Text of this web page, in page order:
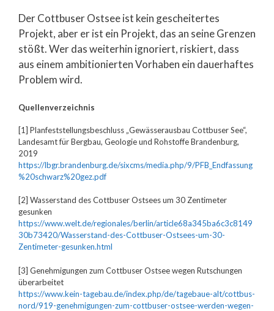
Der Cottbuser Ostsee ist kein gescheitertes
Projekt, aber er ist ein Projekt, das an seine Grenzen
stößt. Wer das weiterhin ignoriert, riskiert, dass
aus einem ambitionierten Vorhaben ein dauerhaftes
Problem wird.
Quellenverzeichnis
[1] Planfeststellungsbeschluss „Gewässerausbau Cottbuser See“,
Landesamt für Bergbau, Geologie und Rohstoffe Brandenburg,
2019
https://lbgr.brandenburg.de/sixcms/media.php/9/PFB_Endfassung
%20schwarz%20gez.pdf
[2] Wasserstand des Cottbuser Ostsees um 30 Zentimeter
gesunken
https://www.welt.de/regionales/berlin/article68a345ba6c3c8149
30b73420/Wasserstand-des-Cottbuser-Ostsees-um-30-
Zentimeter-gesunken.html
[3] Genehmigungen zum Cottbuser Ostsee wegen Rutschungen
überarbeitet
https://www.kein-tagebau.de/index.php/de/tagebaue-alt/cottbus-
nord/919-genehmigungen-zum-cottbuser-ostsee-werden-wegen-